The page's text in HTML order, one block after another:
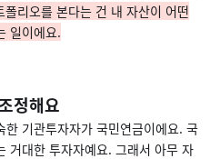
폴리오를 본다는 건 내 자산이 어떤
일이에요.
정해요
기관투자자가 국민연금이에요. 국
거대한 투자자예요. 그래서 아무 자